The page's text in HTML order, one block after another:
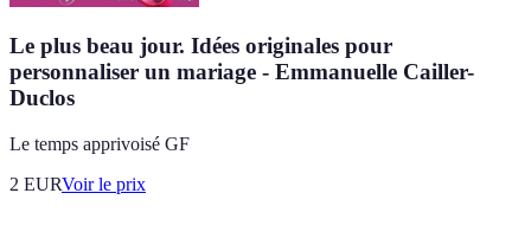
Le plus beau jour. Idées originales pour
personnaliser un mariage - Emmanuelle Cailler-
Duclos
Le temps apprivoisé GF
2 EURVoir le prix